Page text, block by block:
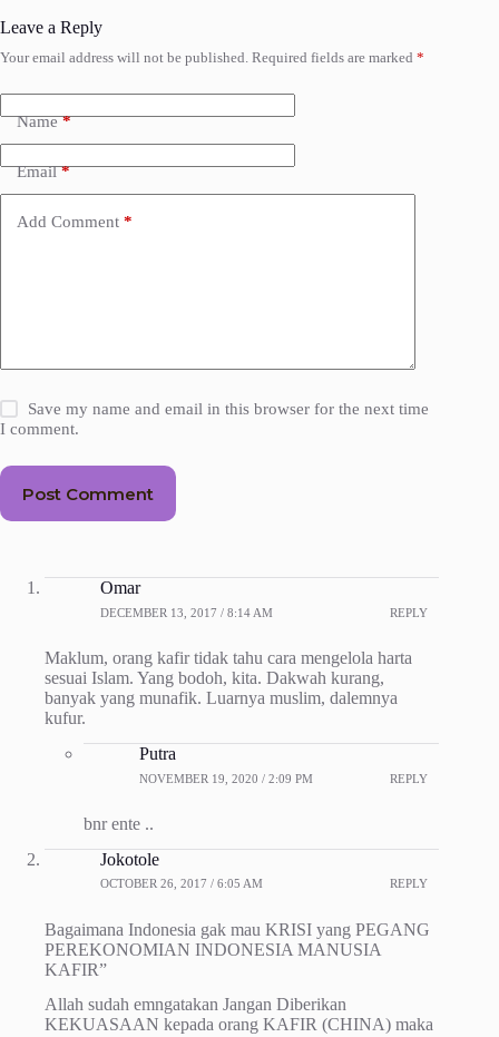
Leave a Reply
Your email address will not be published. Required fields are marked *
Name*
Email*
Add Comment *
Save my name and email in this browser for the next time
I comment.
Post Comment
Omar
DECEMBER 13, 2017 / 8:14 AM REPLY
Maklum, orang kafir tidak tahu cara mengelola harta
sesuai Islam. Yang bodoh, kita. Dakwah kurang,
banyak yang munafik. Luarnya muslim, dalemnya
kufur.
Putra
NOVEMBER 19, 2020 / 2:09 PM REPLY
bnr ente ..
Jokotole
OCTOBER 26, 2017 / 6:05 AM REPLY
Bagaimana Indonesia gak mau KRISI yang PEGANG
PEREKONOMIAN INDONESIA MANUSIA
KAFIR”
Allah sudah emngatakan Jangan Diberikan
KEKUASAAN kepada orang KAFIR (CHINA) maka